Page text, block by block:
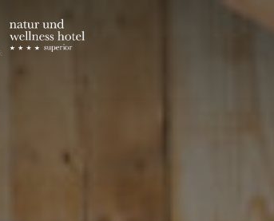
Höflehner ****S